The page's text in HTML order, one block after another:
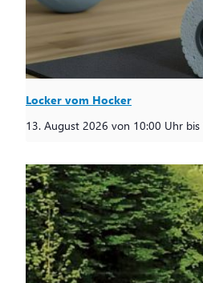
Locker vom Hocker
13. August 2026 von 10:00 Uhr bis